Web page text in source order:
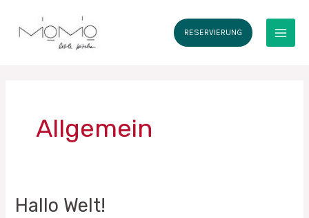
springen
RESERVIERUNG
MAIN
Allgemein
Hallo Welt!